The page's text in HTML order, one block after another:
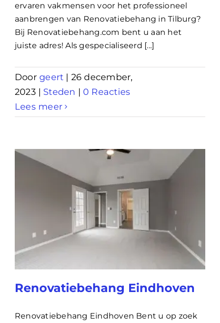
ervaren vakmensen voor het professioneel
aanbrengen van Renovatiebehang in Tilburg?
Bij Renovatiebehang.com bent u aan het
juiste adres! Als gespecialiseerd [...]
Doorgeert | 26 december,
2023 | Steden | 0 Reacties
Lees meer
Renovatiebehang Eindhoven
Renovatiebehang Eindhoven Bent u op zoek